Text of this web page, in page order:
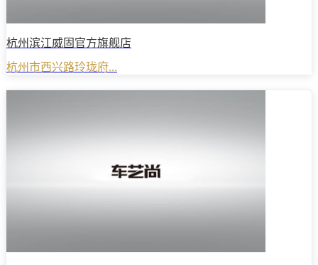
杭州滨江威固官方旗舰店
杭州市西兴路玲珑府...